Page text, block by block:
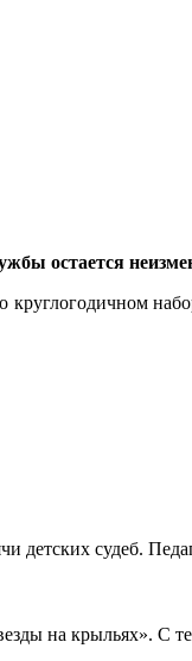
остается
судеб.
на крыльях». С